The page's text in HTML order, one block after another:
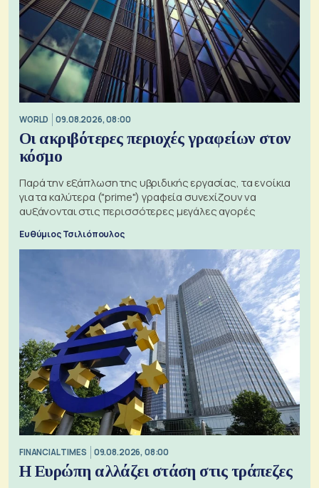
WORLD 09.08.2026, 08:00
Οι ακριβότερες περιοχές γραφείων στον
κόσμο
Παρά την εξάπλωση της υβριδικής εργασίας, τα ενοίκια
για τα καλύτερα ("prime") γραφεία συνεχίζουν να
αυξάνονται στις περισσότερες μεγάλες αγορές
Ευθύμιος Τσιλιόπουλος
FINANCIAL TIMES 09.08.2026, 08:00
Η Ευρώπη αλλάζει στάση στις τράπεζες